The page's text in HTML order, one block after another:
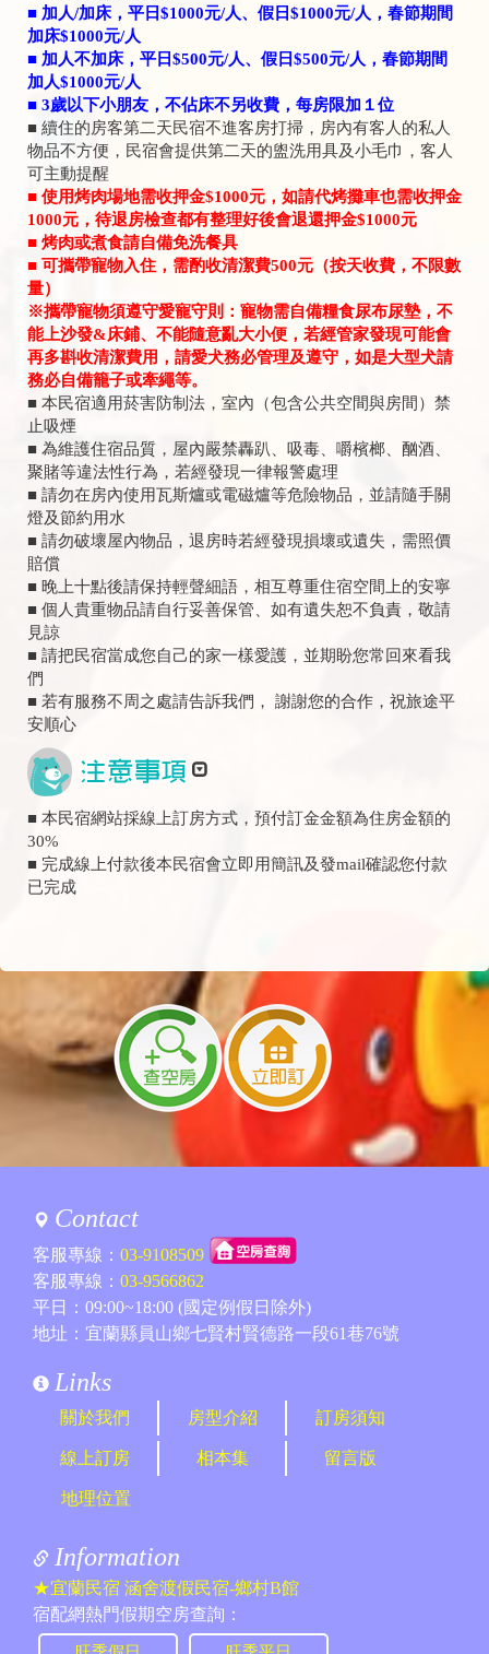
■ 加人/加床，平日$1000元/人、假日$1000元/人，春節期間
加床$1000元/人
■ 加人不加床，平日$500元/人、假日$500元/人，春節期間
加人$1000元/人
■ 3歲以下小朋友，不佔床不另收費，每房限加１位
■ 續住的房客第二天民宿不進客房打掃，房內有客人的私人
物品不方便，民宿會提供第二天的盥洗用具及小毛巾，客人
可主動提醒
■ 使用烤肉場地需收押金$1000元，如請代烤攤車也需收押金
1000元，待退房檢查都有整理好後會退還押金$1000元
■ 烤肉或煮食請自備免洗餐具
■ 可攜帶寵物入住，需酌收清潔費500元（按天收費，不限數
量）
※攜帶寵物須遵守愛寵守則：寵物需自備糧食尿布尿墊，不
能上沙發&床鋪、不能隨意亂大小便，若經管家發現可能會
再多斟收清潔費用，請愛犬務必管理及遵守，如是大型犬請
務必自備籠子或牽繩等。
■ 本民宿適用菸害防制法，室內（包含公共空間與房間）禁
止吸煙
■ 為維護住宿品質，屋內嚴禁轟趴、吸毒、嚼檳榔、酗酒、
聚賭等違法性行為，若經發現一律報警處理
■ 請勿在房內使用瓦斯爐或電磁爐等危險物品，並請隨手關
燈及節約用水
■ 請勿破壞屋內物品，退房時若經發現損壞或遺失，需照價
賠償
■ 晚上十點後請保持輕聲細語，相互尊重住宿空間上的安寧
■ 個人貴重物品請自行妥善保管、如有遺失恕不負責，敬請
見諒
■ 請把民宿當成您自己的家一樣愛護，並期盼您常回來看我
們
■ 若有服務不周之處請告訴我們， 謝謝您的合作，祝旅途平
安順心
■ 本民宿網站採線上訂房方式，預付訂金金額為住房金額的
30%
■ 完成線上付款後本民宿會立即用簡訊及發mail確認您付款
已完成
Contact
客服專線： 03-9108509
客服專線： 03-9566862
平日：09:00~18:00 (國定例假日除外)
地址：宜蘭縣員山鄉七賢村賢德路一段61巷76號
Links
關於我們 房型介紹 訂房須知
線上訂房 相本集 留言版
地理位置
Information
★宜蘭民宿 涵舍渡假民宿-鄉村B館
宿配網熱門假期空房查詢：